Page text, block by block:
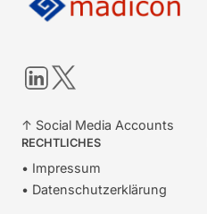
LinkedIn
Twitter
↑ Social Media Accounts
RECHTLICHES
• Impressum
• Datenschutzerklärung